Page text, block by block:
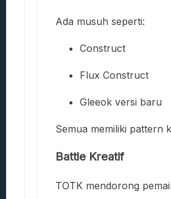
Ada musuh seperti:
Construct
Flux Construct
Gleeok versi baru
Semua memiliki pattern
Battle Kreatif
TOTK mendorong